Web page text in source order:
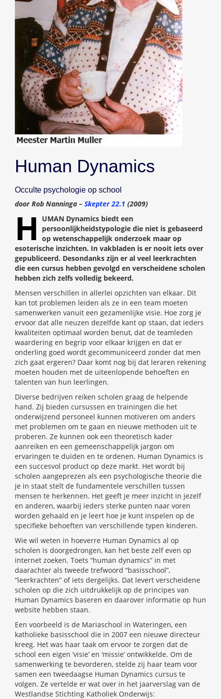
Human Dynamics
Occulte psychologie op school
door Rob Nanninga – Skepter 22.1 (2009)
H
UMAN Dynamics biedt een
persoonlijkheidstypologie die niet is gebaseerd
op wetenschappelijk onderzoek maar op
esoterische inzichten. In vakbladen is er nooit iets over
gepubliceerd. Desondanks zijn er al veel leerkrachten
die een cursus hebben gevolgd en verscheidene scholen
hebben zich zelfs volledig bekeerd.
Mensen verschillen in allerlei opzichten van elkaar. Dit
kan tot problemen leiden als ze in een team moeten
samenwerken vanuit een gezamenlijke visie. Hoe zorg je
ervoor dat alle neuzen dezelfde kant op staan, dat ieders
kwaliteiten optimaal worden benut, dat de teamleden
waardering en begrip voor elkaar krijgen en dat er
onderling goed wordt gecommuniceerd zonder dat men
zich gaat ergeren? Daar komt nog bij dat leraren rekening
moeten houden met de uiteenlopende behoeften en
talenten van hun leerlingen.
Diverse bedrijven reiken scholen graag de helpende
hand. Zij bieden cursussen en trainingen die het
onderwijzend personeel kunnen motiveren om anders
met problemen om te gaan en nieuwe methoden uit te
proberen. Ze kunnen ook een theoretisch kader
aanreiken en een gemeenschappelijk jargon om
ervaringen te duiden en te ordenen. Human Dynamics is
een succesvol product op deze markt. Het wordt bij
scholen aangeprezen als een psychologische theorie die
je in staat stelt de fundamentele verschillen tussen
mensen te herkennen. Het geeft je meer inzicht in jezelf
en anderen, waarbij ieders sterke punten naar voren
worden gehaald en je leert hoe je kunt inspelen op de
specifieke behoeften van verschillende typen kinderen.
Wie wil weten in hoeverre Human Dynamics al op
scholen is doorgedrongen, kan het beste zelf even op
internet zoeken. Toets “human dynamics” in met
daarachter als tweede trefwoord “basisschool”,
“leerkrachten” of iets dergelijks. Dat levert verscheidene
scholen op die zich uitdrukkelijk op de principes van
Human Dynamics baseren en daarover informatie op hun
website hebben staan.
Een voorbeeld is de Mariaschool in Wateringen, een
katholieke basisschool die in 2007 een nieuwe directeur
kreeg. Het was haar taak om ervoor te zorgen dat de
school een eigen ‘visie’ en ‘missie’ ontwikkelde. Om de
samenwerking te bevorderen, stelde zij haar team voor
samen een tweedaagse Human Dynamics cursus te
volgen. Ze vertelde er wat over in het jaarverslag van de
Westlandse Stichting Katholiek Onderwijs: